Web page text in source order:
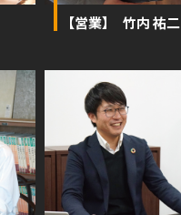
【営業】 竹内 祐二